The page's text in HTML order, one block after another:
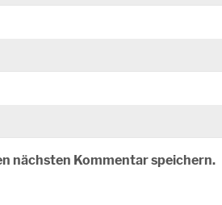
nächsten Kommentar speichern.